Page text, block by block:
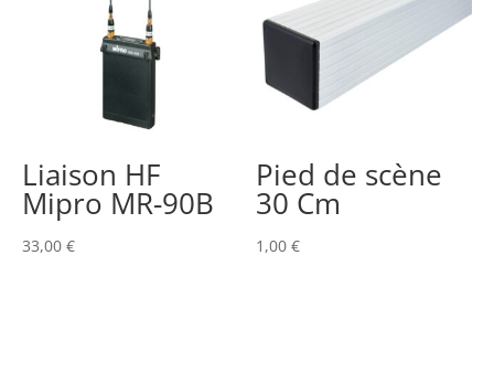
Liaison HF
Mipro MR-90B
33,00 €
Pied de scène
30 Cm
1,00€